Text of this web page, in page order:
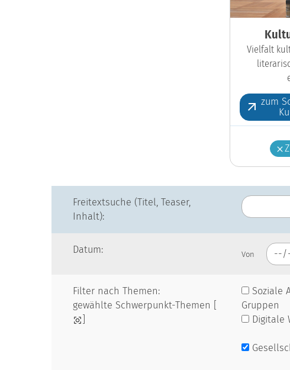
Vielfalt
zum
Freitextsuche (Titel, Teaser,
Inhalt):
Datum: Von
Filter nach Themen:
gewählte Schwerpunkt-Themen [
Soziale
Gruppen
Digitale